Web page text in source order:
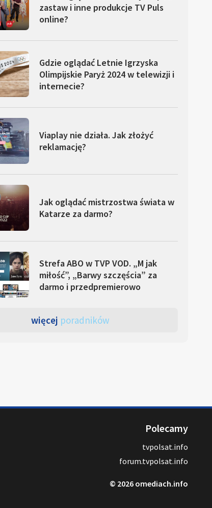
zastaw i inne produkcje TV Puls
online?
Gdzie oglądać Letnie Igrzyska
Olimpijskie Paryż 2024 w telewizji i
internecie?
Viaplay nie działa. Jak złożyć
reklamację?
Jak oglądać mistrzostwa świata w
Katarze za darmo?
Strefa ABO w TVP VOD. „M jak
miłość”, „Barwy szczęścia” za
darmo i przedpremierowo
więcej poradników
Polecamy
tvpolsat.info
forum.tvpolsat.info
© 2026 omediach.info